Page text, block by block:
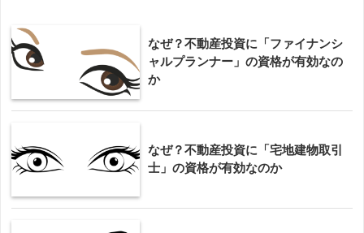
なぜ？不動産投資に「ファイナンシ
ャルプランナー」の資格が有効なの
か
なぜ？不動産投資に「宅地建物取引
士」の資格が有効なのか